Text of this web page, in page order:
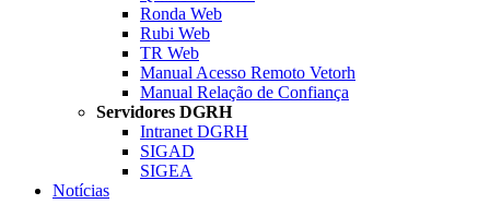
Ronda Web
Rubi Web
TR Web
Manual Acesso Remoto Vetorh
Manual Relação de Confiança
Servidores DGRH
Intranet DGRH
SIGAD
SIGEA
Notícias